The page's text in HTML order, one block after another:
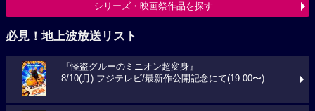
シリーズ・映画祭作品を探す
必見！地上波放送リスト
『怪盗グルーのミニオン超変身』
8/10(月) フジテレビ/最新作公開記念にて(19:00〜)